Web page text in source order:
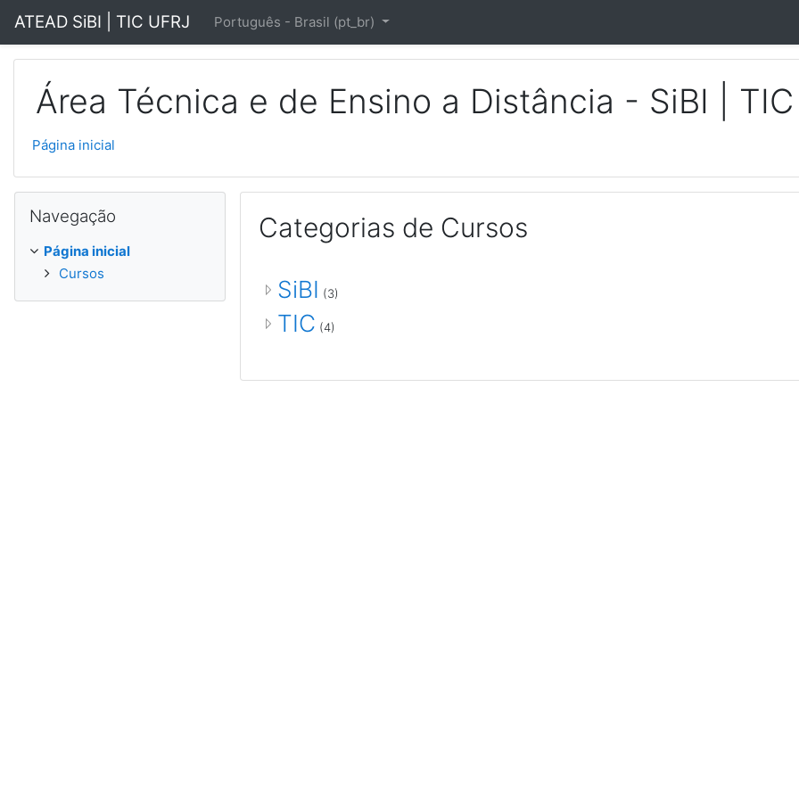
Ir para o conteúdo principal
ATEAD SiBI | TIC UFRJ Português - Brasil ‎(pt_br)‎
Área Técnica e de Ensino a Distância - SiBI | TIC
Página inicial
Categorias de Cursos
SiBI (3)
TIC (4)
Navegação
Página inicial
Cursos